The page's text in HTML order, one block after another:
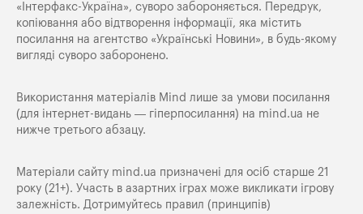
«Iнтерфакс-Україна», суворо забороняється. Передрук,
копіювання або відтворення інформації, яка містить
посилання на агентство «Українські Новини», в будь-якому
вигляді суворо заборонено.
Використання матеріалів Mind лише за умови посилання
(для інтернет-видань — гіперпосилання) на mind.ua не
нижче третього абзацу.
Матеріали сайту mind.ua призначені для осіб старше 21
року (21+). Участь в азартних іграх може викликати ігрову
залежність. Дотримуйтесь правил (принципів)